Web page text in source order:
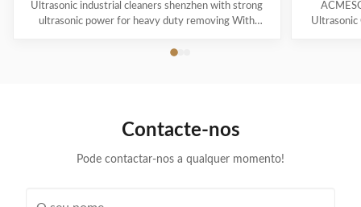
Ultrasonic industrial cleaners shenzhen with strong
ultrasonic power for heavy duty removing With
widely used in engine block, engine parts cleaning,
ultrasonic cleaning of engine parts,
Ultrasonic
Contacte-nos
Pode contactar-nos a qualquer momento!